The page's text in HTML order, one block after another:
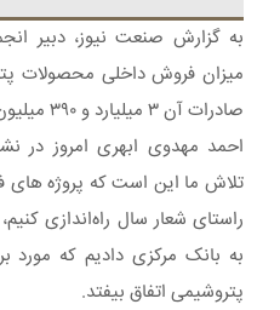
به گزارش صنعت نیوز، دبیر
صادرات آن ۳ میلیارد و ۳۹۰ میلیون دلار ثبت شده است.
احمد مهدوی ابهری امروز در
تلاش ما این است که پروژه های
به بانک مرکزی دادیم که مورد
پتروشیمی اتفاق بیفتد.